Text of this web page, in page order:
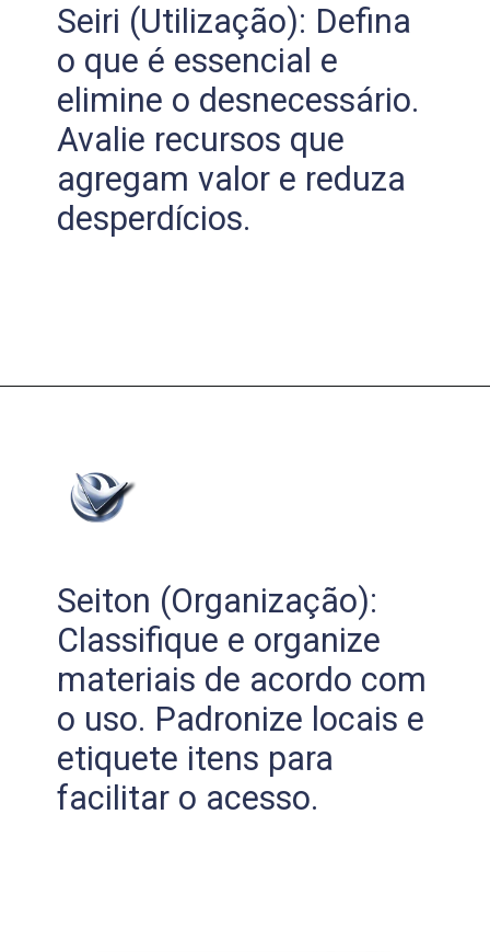
Seiri (Utilização): Defina
o que é essencial e
elimine o desnecessário.
Avalie recursos que
agregam valor e reduza
desperdícios.
Seiton (Organização):
Classifique e organize
materiais de acordo com
o uso. Padronize locais e
etiquete itens para
facilitar o acesso.